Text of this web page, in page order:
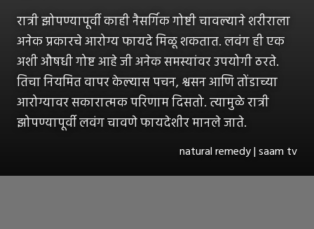
रात्री झोपण्यापूर्वी काही नैसर्गिक गोष्टी चावल्याने शरीराला
अनेक प्रकारचे आरोग्य फायदे मिळू शकतात. लवंग ही एक
अशी औषधी गोष्ट आहे जी अनेक समस्यांवर उपयोगी ठरते.
तिचा नियमित वापर केल्यास पचन, श्वसन आणि तोंडाच्या
आरोग्यावर सकारात्मक परिणाम दिसतो. त्यामुळे रात्री
झोपण्यापूर्वी लवंग चावणे फायदेशीर मानले जाते.
natural remedy | saam tv